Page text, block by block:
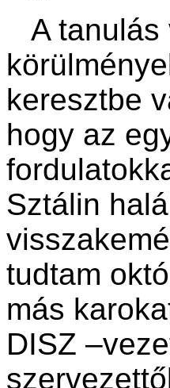
A tanulás
keresztbe
hogy az
Sztálin
tudtam
más
DISZ